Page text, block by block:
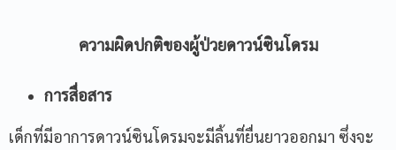
ความผิดปกติของผู้ป่วยดาวน์ซินโดรม
การสื่อสาร
เด็กที่มีอาการดาวน์ซินโดรมจะมีลิ้นที่ยื่นยาวออกมา ซึ่งจะ